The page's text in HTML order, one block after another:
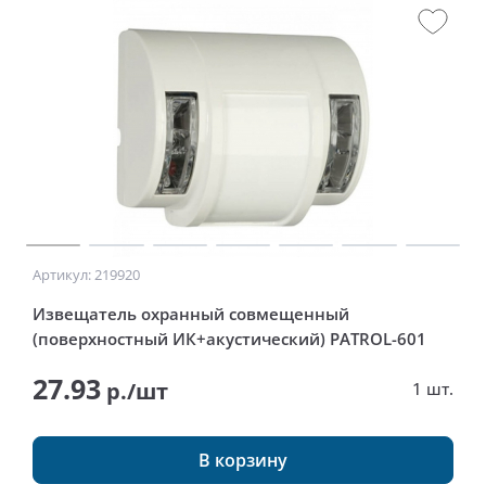
Артикул: 219920
Извещатель охранный совмещенный
(поверхностный ИК+акустический) PATROL-601
27.93 р./шт 1 шт.
В корзину